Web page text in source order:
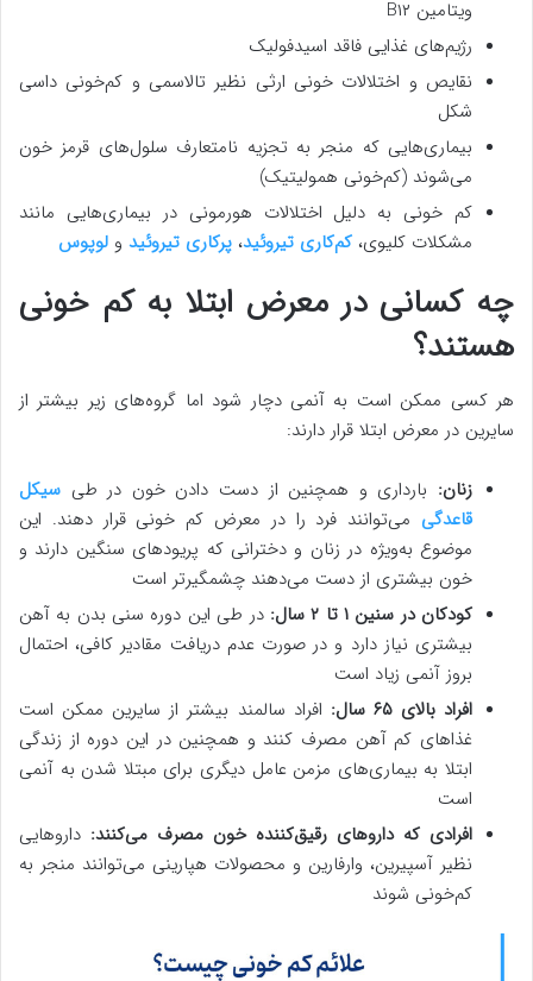
ویتامین B۱۲
رژیم‌های غذایی فاقد اسیدفولیک
نقایص و اختلالات خونی ارثی نظیر تالاسمی و کم‌خونی داسی
شکل
بیماری‌هایی که منجر به تجزیه نامتعارف سلول‌های قرمز خون
می‌شوند (کم‌خونی همولیتیک)
کم خونی به دلیل اختلالات هورمونی در بیماری‌هایی مانند
مشکلات کلیوی، کم‌کاری تیروئید، پرکاری تیروئید و لوپوس
چه کسانی در معرض ابتلا به کم خونی
هستند؟
هر کسی ممکن است به آنمی دچار شود اما گروه‌های زیر بیشتر از
سایرین در معرض ابتلا قرار دارند:
زنان: بارداری و همچنین از دست دادن خون در طی سیکل
قاعدگی می‌توانند فرد را در معرض کم خونی قرار دهند. این
موضوع به‌ویژه در زنان و دخترانی که پریودهای سنگین دارند و
خون بیشتری از دست می‌دهند چشمگیرتر است
کودکان در سنین ۱ تا ۲ سال:
در طی این دوره سنی بدن به آهن
بیشتری نیاز دارد و در صورت عدم دریافت مقادیر کافی، احتمال
بروز آنمی زیاد است
افراد بالای ۶۵ سال:
افراد سالمند بیشتر از سایرین ممکن است
غذاهای کم آهن مصرف کنند و همچنین در این دوره از زندگی
ابتلا به بیماری‌های مزمن عامل دیگری برای مبتلا شدن به آنمی
است
افرادی که داروهای رقیق‌کننده خون مصرف می‌کنند: داروهایی
نظیر آسپیرین، وارفارین و محصولات هپارینی می‌توانند منجر به
کم‌خونی شوند